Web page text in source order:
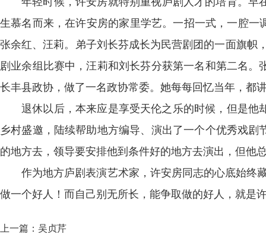
生慕名而来，在许安房的家里学艺。一招一式，一腔
张余红、汪莉。弟子刘长芬成长为民营剧团的一面旗帜
剧业余组比赛中，汪莉和刘长芬分获第一名和第二名
长丰县政协，做了一名政协常委。她每每回忆当年，都
退休以后，本来应是享受天伦之乐的时候，但是
乡村盛邀，陆续帮助地方编导、演出了一个个优秀戏
的地方去，领导要安排他到条件好的地方去演出，但他
作为地方庐剧表演艺术家，许安房同志的心底始终
做一个好人！而自己别无所长，能争取做的好人，就是
上一篇： 吴贞芹